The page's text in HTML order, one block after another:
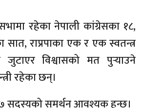
रहेका नेपाली कांग्रेसका १८,
सात, राप्रपाका एक र एक स्वतन्त्र
विश्वासको मत पुर्‍याउने
रहेका छन्।
सदस्यको समर्थन आवश्यक हुन्छ।